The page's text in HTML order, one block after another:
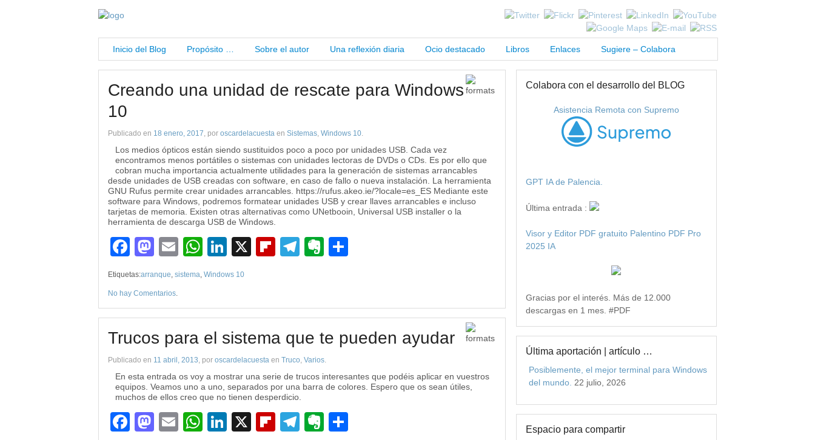
Inicio del Blog Propósito … Sobre el autor Una reflexión diaria Ocio destacado Libros Enlaces Sugiere – Colabora
Creando una unidad de rescate para Windows
10
Publicado en 18 enero, 2017, por oscardelacuesta en Sistemas, Windows 10.
Los medios ópticos están siendo sustituidos poco a poco por unidades USB. Cada vez
encontramos menos portátiles o sistemas con unidades lectoras de DVDs o CDs. Es por ello que
cobran mucha importancia actualmente utilidades para la generación de sistemas arrancables
desde unidades de USB creadas con software, en caso de fallo o nueva instalación. La herramienta
GNU Rufus permite crear unidades arrancables. https://rufus.akeo.ie/?locale=es_ES Mediante este
software para Windows, podremos formatear unidades USB y crear llaves arrancables e incluso
tarjetas de memoria. Existen otras alternativas como UNetbooin, Universal USB installer o la
herramienta de descarga USB de Windows.
Facebook
Mastodon
EmailWhatsApp
LinkedIn
X Flipboard
Telegram
Evernote
Etiquetas:arranque, sistema, Windows 10
No hay Comentarios.
Trucos para el sistema que te pueden ayudar
Publicado en 11 abril, 2013, por oscardelacuesta en Truco, Varios.
En esta entrada os voy a mostrar una serie de trucos interesantes que podéis aplicar en vuestros
equipos. Veamos uno a uno, separados por una barra de colores. Espero que os sean útiles,
muchos de ellos creo que no tienen desperdicio.
Facebook
Mastodon
EmailWhatsApp
LinkedIn
X Flipboard
Telegram
Evernote
Colabora con el desarrollo del BLOG
Asistencia Remota con Supremo
GPT IA de Palencia.
Última entrada :
Visor y Editor PDF gratuito Palentino PDF Pro
2025 IA
Gracias por el interés. Más de 12.000
descargas en 1 mes. #PDF
Última aportación | artículo …
Posiblemente, el mejor terminal para Windows
del mundo. 22 julio, 2026
Espacio para compartir